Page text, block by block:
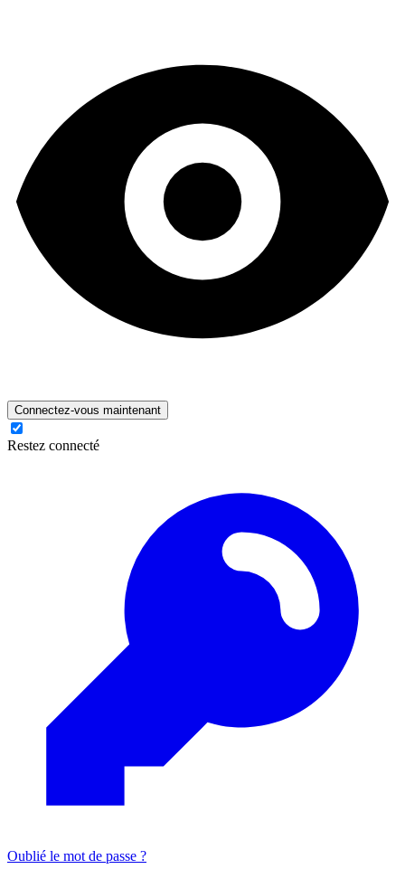
Connectez-vous maintenant
Restez connecté
Oublié le mot de passe ?